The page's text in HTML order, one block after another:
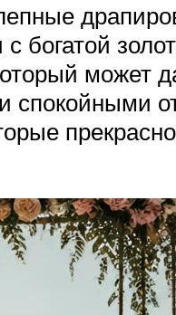
богатой
может
спокойными